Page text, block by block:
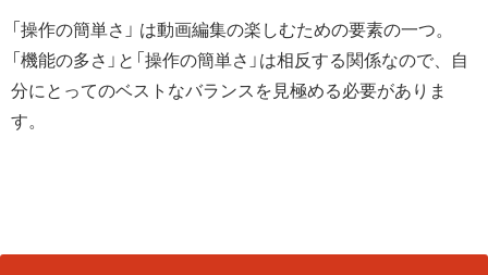
「操作の簡単さ」 は動画編集の楽しむための要素の一つ。
「機能の多さ」と「操作の簡単さ」は相反する関係なので、自
分にとってのベストなバランスを見極める必要がありま
す。